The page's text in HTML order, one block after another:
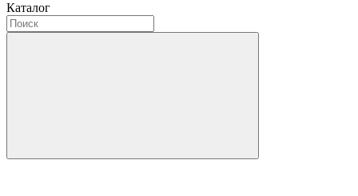
Каталог